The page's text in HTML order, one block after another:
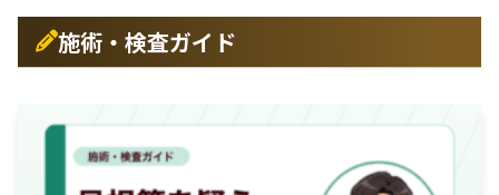
施術・検査ガイド